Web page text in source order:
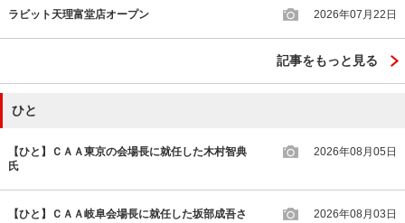
ラビット天理富堂店オープン 2026年07月22日
記事をもっと見る
ひと
【ひと】ＣＡＡ東京の会場長に就任した木村智典
氏
2026年08月05日
【ひと】ＣＡＡ岐阜会場長に就任した坂部成吾さ
2026年08月03日